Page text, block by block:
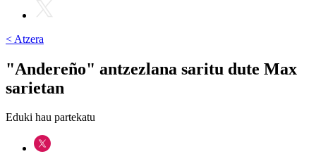
< Atzera
"Andereño" antzezlana saritu dute Max
sarietan
Eduki hau partekatu